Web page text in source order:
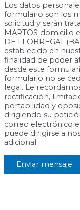
Los datos
formulario son los
solicitud y serán
MARTOS domicilio
DE LLOBREGAT
establecido en
finalidad de poder
desde este
formulario no se
legal. Le
rectificación,
portabilidad y
dirigiendo su
correo electrónico
puede dirigirse a
adicional.